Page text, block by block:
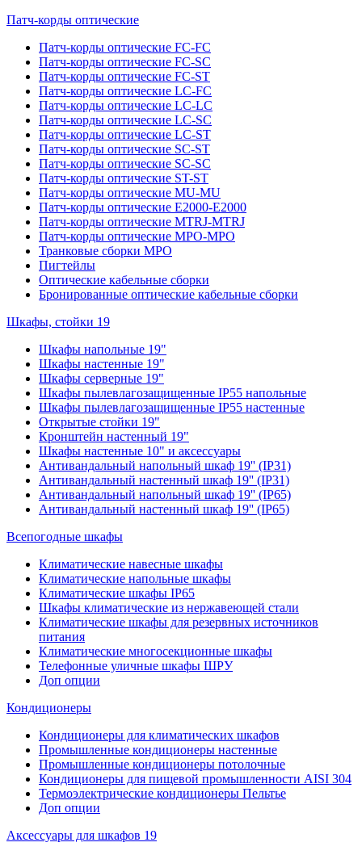
Патч-корды оптические
Патч-корды оптические FC-FC
Патч-корды оптические FC-SC
Патч-корды оптические FC-ST
Патч-корды оптические LC-FC
Патч-корды оптические LC-LC
Патч-корды оптические LC-SC
Патч-корды оптические LC-ST
Патч-корды оптические SC-ST
Патч-корды оптические SC-SC
Патч-корды оптические ST-ST
Патч-корды оптические MU-MU
Патч-корды оптические E2000-E2000
Патч-корды оптические MTRJ-MTRJ
Патч-корды оптические MPO-MPO
Транковые сборки MPO
Пигтейлы
Оптические кабельные сборки
Бронированные оптические кабельные сборки
Шкафы, стойки 19
Шкафы напольные 19"
Шкафы настенные 19"
Шкафы серверные 19"
Шкафы пылевлагозащищенные IP55 напольные
Шкафы пылевлагозащищенные IP55 настенные
Открытые стойки 19"
Кронштейн настенный 19"
Шкафы настенные 10" и аксессуары
Антивандальный напольный шкаф 19'' (IP31)
Антивандальный настенный шкаф 19'' (IP31)
Антивандальный напольный шкаф 19'' (IP65)
Антивандальный настенный шкаф 19'' (IP65)
Всепогодные шкафы
Климатические навесные шкафы
Климатические напольные шкафы
Климатические шкафы IP65
Шкафы климатические из нержавеющей стали
Климатические шкафы для резервных источников
питания
Климатические многосекционные шкафы
Телефонные уличные шкафы ШРУ
Доп опции
Кондиционеры
Кондиционеры для климатических шкафов
Промышленные кондиционеры настенные
Промышленные кондиционеры потолочные
Кондиционеры для пищевой промышленности AISI 304
Термоэлектрические кондиционеры Пельтье
Доп опции
Аксессуары для шкафов 19